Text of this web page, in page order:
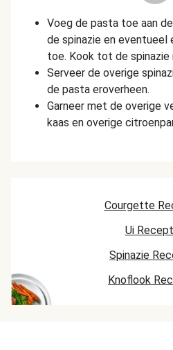
Voeg de pasta toe aan
de spinazie en
toe. Kook tot de spinazie
Serveer de overige
de pasta eroverheen.
Garneer met de overige
kaas en overige
Courgette
Ui
Spinazie
Knoflook